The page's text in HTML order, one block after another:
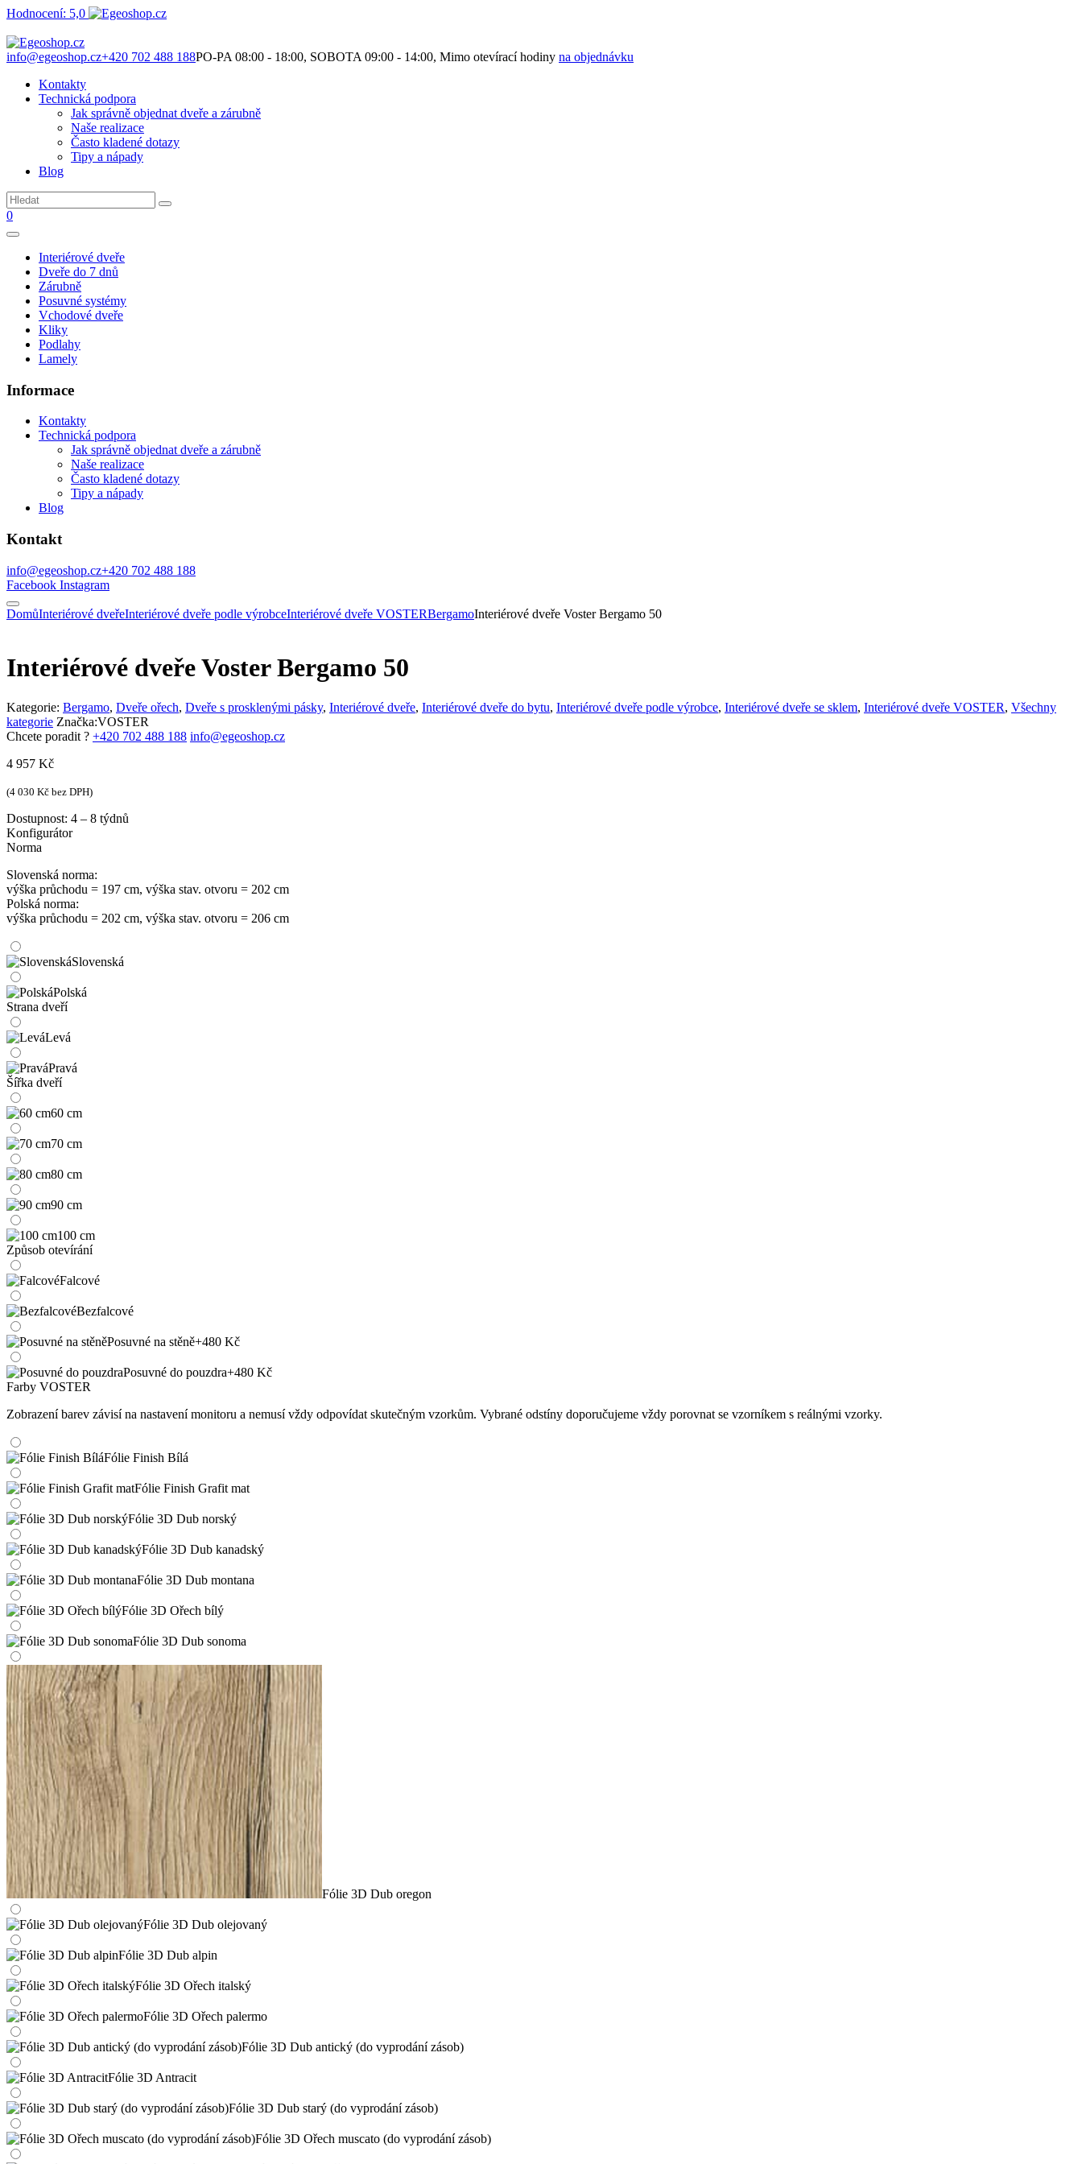
Hodnocení: 5,0
info@egeoshop.cz+420 702 488 188PO-PA 08:00 - 18:00, SOBOTA 09:00 - 14:00, Mimo otevírací hodiny na objednávku
Kontakty
Technická podpora
Jak správně objednat dveře a zárubně
Naše realizace
Často kladené dotazy
Tipy a nápady
Blog
0
Interiérové dveře
Dveře do 7 dnů
Zárubně
Posuvné systémy
Vchodové dveře
Kliky
Podlahy
Lamely
Informace
Kontakty
Technická podpora
Jak správně objednat dveře a zárubně
Naše realizace
Často kladené dotazy
Tipy a nápady
Blog
Kontakt
info@egeoshop.cz+420 702 488 188
Facebook Instagram
DomůInteriérové dveřeInteriérové dveře podle výrobceInteriérové dveře VOSTERBergamoInteriérové dveře Voster Bergamo 50
Interiérové dveře Voster Bergamo 50
Kategorie: Bergamo, Dveře ořech, Dveře s prosklenými pásky, Interiérové dveře, Interiérové dveře do bytu, Interiérové dveře podle výrobce, Interiérové dveře se sklem, Interiérové dveře VOSTER, Všechny
kategorie Značka:VOSTER
Chcete poradit ? +420 702 488 188 info@egeoshop.cz
4 957 Kč
(4 030 Kč bez DPH)
Dostupnost: 4 – 8 týdnů
Konfigurátor
Norma
Slovenská norma:
výška průchodu = 197 cm, výška stav. otvoru = 202 cm
Polská norma:
výška průchodu = 202 cm, výška stav. otvoru = 206 cm
Slovenská
Polská
Strana dveří
Levá
Pravá
Šířka dveří
60 cm
70 cm
80 cm
90 cm
100 cm
Způsob otevírání
Falcové
Bezfalcové
Posuvné na stěně+480 Kč
Posuvné do pouzdra+480 Kč
Farby VOSTER
Zobrazení barev závisí na nastavení monitoru a nemusí vždy odpovídat skutečným vzorkům. Vybrané odstíny doporučujeme vždy porovnat se vzorníkem s reálnými vzorky.
Fólie Finish Bílá
Fólie Finish Grafit mat
Fólie 3D Dub norský
Fólie 3D Dub kanadský
Fólie 3D Dub montana
Fólie 3D Ořech bílý
Fólie 3D Dub sonoma
Fólie 3D Dub oregon
Fólie 3D Dub olejovaný
Fólie 3D Dub alpin
Fólie 3D Ořech italský
Fólie 3D Ořech palermo
Fólie 3D Dub antický (do vyprodání zásob)
Fólie 3D Antracit
Fólie 3D Dub starý (do vyprodání zásob)
Fólie 3D Ořech muscato (do vyprodání zásob)